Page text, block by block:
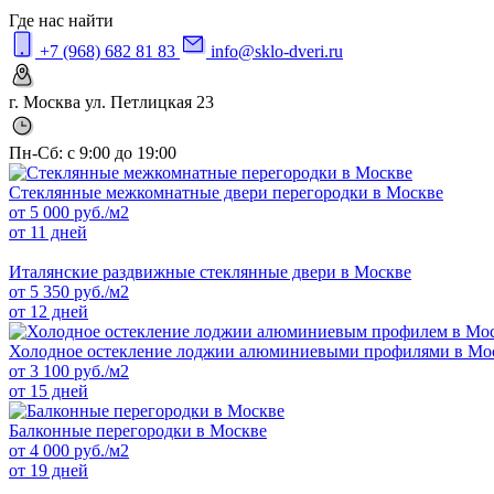
Где нас найти
+7 (968) 682 81 83
info@sklo-dveri.ru
г. Москва ул. Петлицкая 23
Пн-Сб: с 9:00 до 19:00
Стеклянные межкомнатные двери перегородки в Москве
от 5 000 руб./м2
от 11 дней
Италянские раздвижные стеклянные двери в Москве
от 5 350 руб./м2
от 12 дней
Холодное остекление лоджии алюминиевыми профилями в
от 3 100 руб./м2
от 15 дней
Балконные перегородки в Москве
от 4 000 руб./м2
от 19 дней